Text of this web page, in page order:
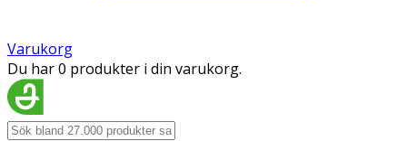
Varukorg
Du har 0 produkter i din varukorg.